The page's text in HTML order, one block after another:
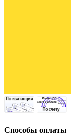
Способы оплаты